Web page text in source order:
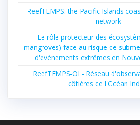
ReefTEMPS: the Pacific Islands
network
Le rôle protecteur des
mangroves) face au risque de
d'évènements extrêmes en
ReefTEMPS-OI - Réseau
côtières de l'Océan